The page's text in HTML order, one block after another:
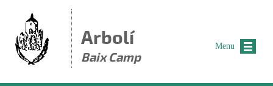
Arbolí
Baix Camp
Menu